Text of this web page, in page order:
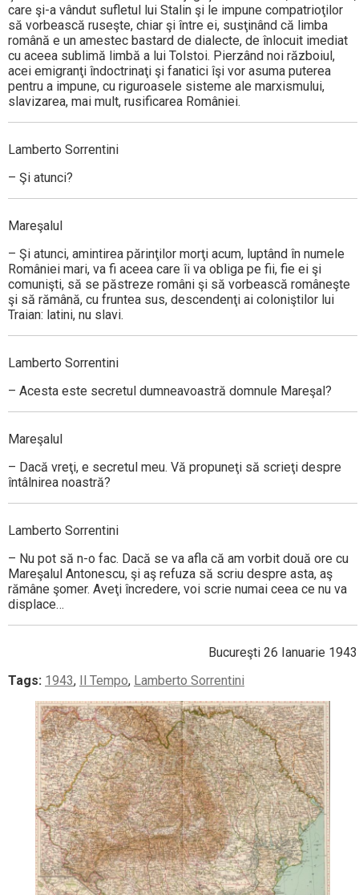
care şi-a vândut sufletul lui Stalin şi le impune compatrioţilor
să vorbească ruseşte, chiar şi între ei, susţinând că limba
română e un amestec bastard de dialecte, de înlocuit imediat
cu aceea sublimă limbă a lui Tolstoi. Pierzând noi războiul,
acei emigranţi îndoctrinaţi şi fanatici îşi vor asuma puterea
pentru a impune, cu riguroasele sisteme ale marxismului,
slavizarea, mai mult, rusificarea României.
Lamberto Sorrentini
– Şi atunci?
Mareşalul
– Şi atunci, amintirea părinţilor morţi acum, luptând în numele
României mari, va fi aceea care îi va obliga pe fii, fie ei şi
comunişti, să se păstreze români şi să vorbească româneşte
şi să rămână, cu fruntea sus, descendenţi ai coloniştilor lui
Traian: latini, nu slavi.
Lamberto Sorrentini
– Acesta este secretul dumneavoastră domnule Mareşal?
Mareşalul
– Dacă vreţi, e secretul meu. Vă propuneţi să scrieţi despre
întâlnirea noastră?
Lamberto Sorrentini
– Nu pot să n-o fac. Dacă se va afla că am vorbit două ore cu
Mareşalul Antonescu, şi aş refuza să scriu despre asta, aş
rămâne şomer. Aveţi încredere, voi scrie numai ceea ce nu va
displace…
Bucureşti 26 Ianuarie 1943
Tags: 1943, Il Tempo, Lamberto Sorrentini